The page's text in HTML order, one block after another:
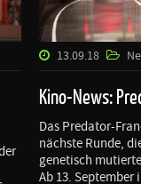
13.09.18
Kino-News:
Das Predator-
nächste Runde,
genetisch
Ab 13. September